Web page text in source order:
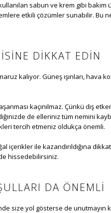
sabun ve krem gibi
etkili çözümler sunabilir. Bu
DIKKAT EDIN
kalıyor. Güneş ışınları, hava
kaçınılmaz. Çünkü dış
de elleriniz tüm nemini
tercih etmeniz oldukça önemli.
içerikler ile kazandırıldığına
hissedebilirsiniz.
DA ÖNEMLI
size yol gösterse de